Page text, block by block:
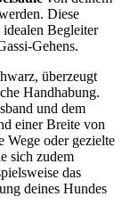
Diese
idealen Begleiter
Gehens.
überzeugt
Handhabung.
und dem
einer Breite von
Wege oder gezielte
sich zudem
das
deines Hundes